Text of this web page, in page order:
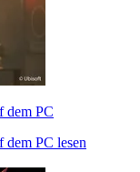
dem PC
dem PC lesen